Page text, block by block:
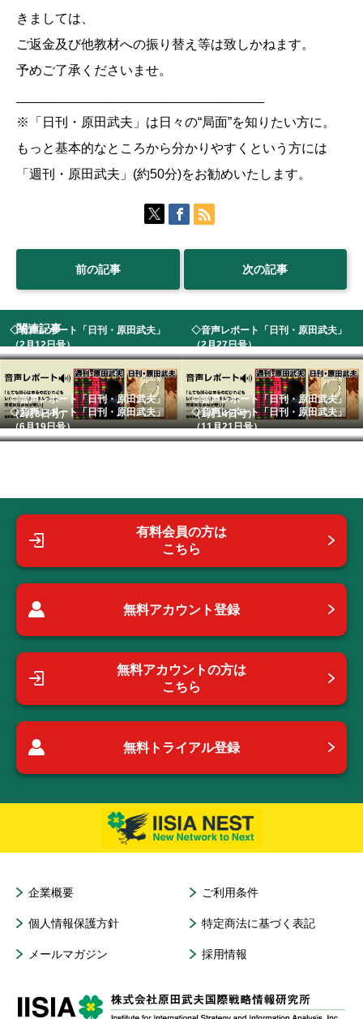
きましては、
ご返金及び他教材への振り替え等は致しかねます。
予めご了承くださいませ。
※「日刊・原田武夫」は日々の“局面”を知りたい方に。
もっと基本的なところから分かりやすくという方には
「週刊・原田武夫」(約50分)をお勧めいたします。
前の記事 次の記事
関連記事
◇音声レポート「日刊・原田武夫」
（2月12日号）
◇音声レポート「日刊・原田武夫」
（2月27日号） ...
◇音声レポート「日刊・原田武夫」
（2月8日号）
◇音声レポート「日刊・原田武夫」
（1月14日号）
◇音声レポート「日刊・原田武夫」
（6月19日号） ...
◇音声レポート「日刊・原田武夫」
（11月21日号）...
有料会員の方は
こちら
無料アカウント登録
無料アカウントの方は
こちら
無料トライアル登録
企業概要 ご利用条件
個人情報保護方針 特定商法に基づく表記
メールマガジン 採用情報